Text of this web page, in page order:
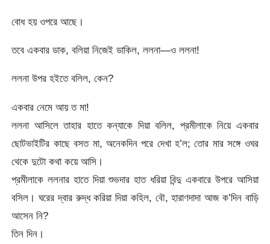
বোধ হয় ওপরে আছে।
তবে একবার ডাক, বলিয়া নিজেই ডাকিল, ললনা—ও ললনা!
ললনা উপর হইতে বলিল, কেন?
একবার নেমে আয় ত মা!
ললনা আসিলে তাহার হাতে কন্যাকে দিয়া বলিল, প্রমীলাকে নিয়ে একবার
ছোটভাইটির কাছে বসত মা, অনেকদিন পরে দেখা হ’ল; তোর মার সঙ্গে ওঘর
থেকে দুটো কথা কয়ে আসি।
প্রমীলাকে ললনার হাতে দিয়া শুভদার হাত ধরিয়া বিন্দু একবারে উপরে আসিয়া
বসিল। ঘরের দ্বার রুদ্ধ করিয়া দিয়া কহিল, বৌ, হারাণদাদা আজ ক’দিন বাড়ি
আসেন নি?
তিন দিন।